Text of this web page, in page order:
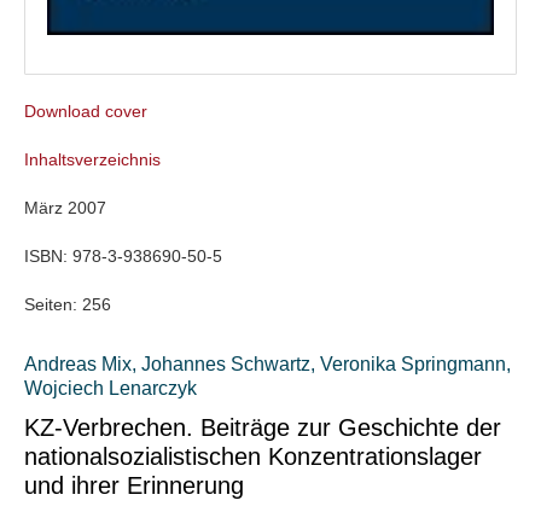
Download cover
Inhaltsverzeichnis
März 2007
ISBN: 978-3-938690-50-5
Seiten: 256
Andreas Mix, Johannes Schwartz, Veronika Springmann,
Wojciech Lenarczyk
KZ-Verbrechen. Beiträge zur Geschichte der
nationalsozialistischen Konzentrationslager
und ihrer Erinnerung